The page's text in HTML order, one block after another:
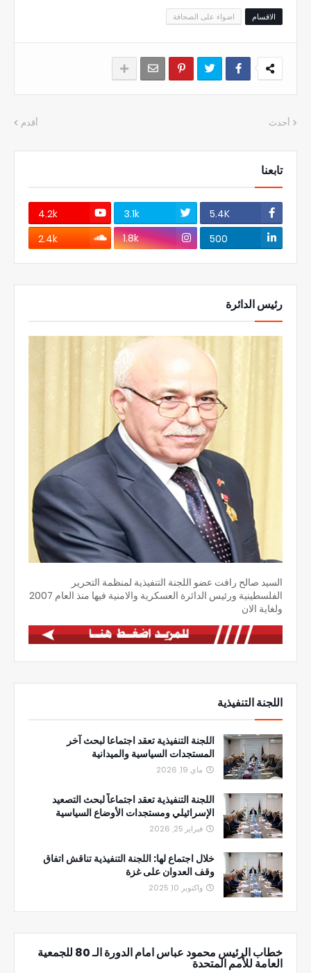
الاقسام اضواء على الصحافة
أحدث أقدم
تابعنا
5.4K
3.1k
4.2k
500
1.8k
2.4k
رئيس الدائرة
السيد صالح رافت عضو اللجنة التنفيذية لمنظمة التحرير
الفلسطينية ورئيس الدائرة العسكرية والامنية فيها منذ العام 2007
ولغاية الان
اللجنة التنفيذية
اللجنة التنفيذية تعقد اجتماعا لبحث آخر
المستجدات السياسية والميدانية
ماي 19, 2026
اللجنة التنفيذية تعقد اجتماعاً لبحث التصعيد
الإسرائيلي ومستجدات الأوضاع السياسية
فبراير 25, 2026
خلال اجتماع لها: اللجنة التنفيذية تناقش اتفاق
وقف العدوان على غزة
واكتوبر 10, 2025
خطاب الرئيس محمود عباس امام الدورة الـ 80 للجمعية
العامة للأمم المتحدة